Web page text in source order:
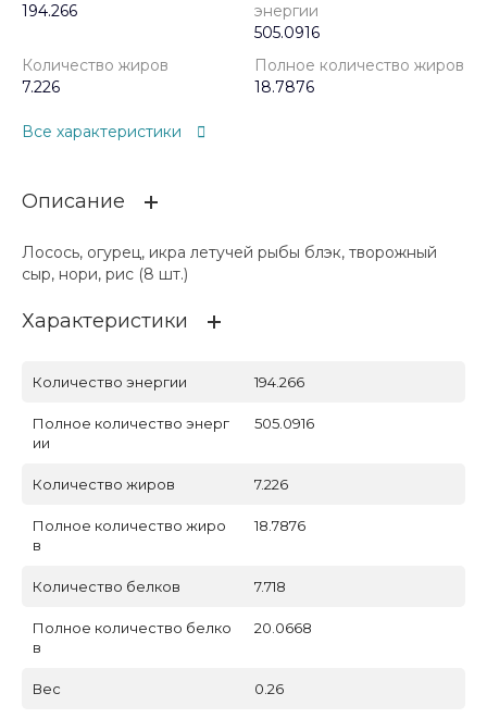
194.266
энергии
505.0916
Количество жиров
7.226
Полное количество жиров
18.7876
Все характеристики
Описание
Лосось, огурец, икра летучей рыбы блэк, творожный
сыр, нори, рис (8 шт.)
Характеристики
Количество энергии 194.266
Полное количество энерг
ии
505.0916
Количество жиров 7.226
Полное количество жиро
в
18.7876
Количество белков 7.718
Полное количество белко
в
20.0668
Вес 0.26